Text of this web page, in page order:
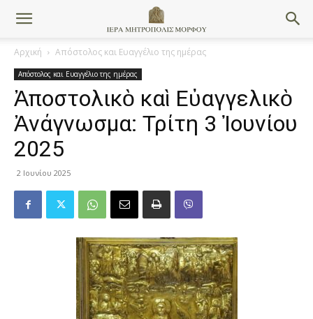
Αρχική Απόστολος και Ευαγγέλιο της ημέρας
Απόστολος και Ευαγγέλιο της ημέρας
Ἀποστολικὸ καὶ Εὐαγγελικὸ
Ἀνάγνωσμα: Τρίτη 3 Ἰουνίου
2025
2 Ιουνίου 2025